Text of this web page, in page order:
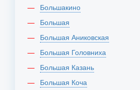
Большакино
Большая
Большая Аниковская
Большая Головниха
Большая Казань
Большая Коча